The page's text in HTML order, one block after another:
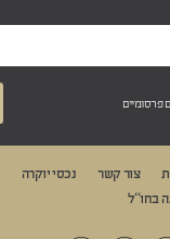
פרסומיים
צור קשר נכסי יוקרה
בחו“ל